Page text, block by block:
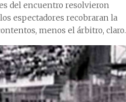
del encuentro resolvieron
espectadores recobraran la
menos el árbitro, claro.